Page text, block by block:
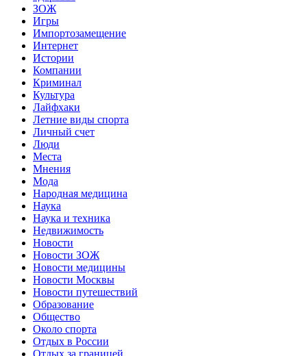
ЗОЖ
Игры
Импортозамещение
Интернет
Истории
Компании
Криминал
Культура
Лайфхаки
Летние виды спорта
Личный счет
Люди
Места
Мнения
Мода
Народная медицина
Наука
Наука и техника
Недвижимость
Новости
Новости ЗОЖ
Новости медицины
Новости Москвы
Новости путешествий
Образование
Общество
Около спорта
Отдых в России
Отдых за границей